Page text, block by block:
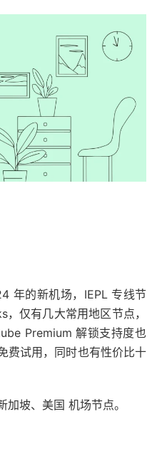
年的新机场，IEPL 专线节
仅有几大常用地区节点，
Premium 解锁支持度也
费试用，同时也有性价比十
坡、美国 机场节点。